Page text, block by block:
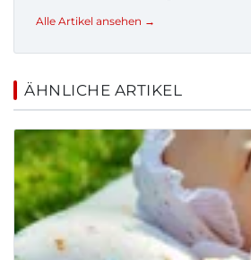
Alle Artikel ansehen →
ÄHNLICHE ARTIKEL